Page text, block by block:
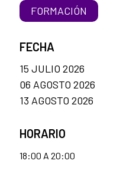
FORMACIÓN
FECHA
15 JULIO 2026
06 AGOSTO 2026
13 AGOSTO 2026
HORARIO
18:00 A 20:00